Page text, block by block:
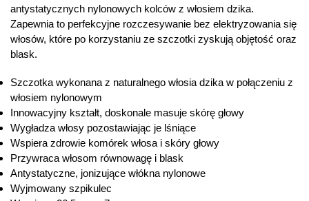
antystatycznych nylonowych kolców z włosiem dzika.
Zapewnia to perfekcyjne rozczesywanie bez elektryzowania się
włosów, które po korzystaniu ze szczotki zyskują objętość oraz
blask.
Szczotka wykonana z naturalnego włosia dzika w połączeniu z
włosiem nylonowym
Innowacyjny kształt, doskonale masuje skórę głowy
Wygładza włosy pozostawiając je lśniące
Wspiera zdrowie komórek włosa i skóry głowy
Przywraca włosom równowagę i blask
Antystatyczne, jonizujące włókna nylonowe
Wyjmowany szpikulec